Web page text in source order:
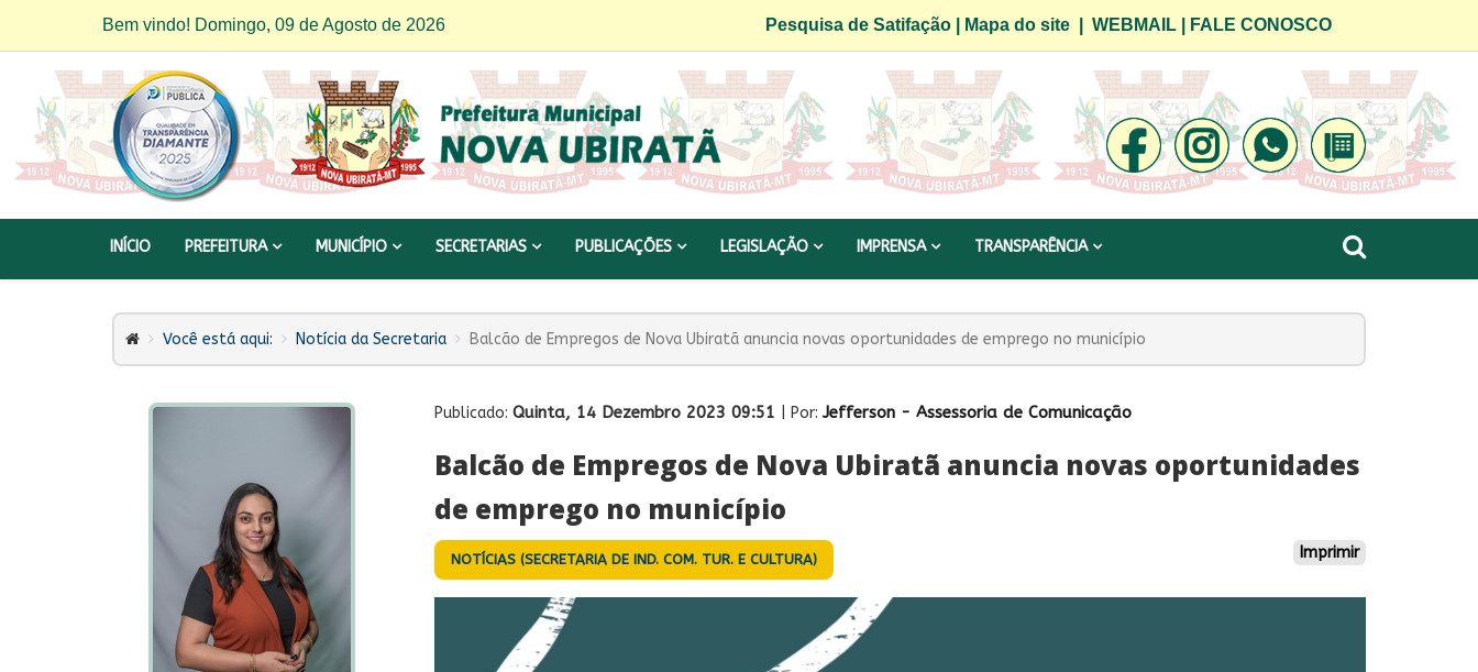
Bem vindo! Domingo, 09 de Agosto de 2026 Pesquisa de Satifação| Mapa do site| WEBMAIL| FALE CONOSCO
INÍCIO PREFEITURA MUNICÍPIO SECRETARIAS PUBLICAÇÕES LEGISLAÇÃO IMPRENSA TRANSPARÊNCIA
Você está aqui: Notícia da Secretaria Balcão de Empregos de Nova Ubiratã anuncia novas oportunidades de emprego no município
Publicado: Quinta, 14 Dezembro 2023 09:51 | Por: Jefferson - Assessoria de Comunicação
Balcão de Empregos de Nova Ubiratã anuncia novas oportunidades
de emprego no município
NOTÍCIAS (SECRETARIA DE IND. COM. TUR. E CULTURA) Imprimir